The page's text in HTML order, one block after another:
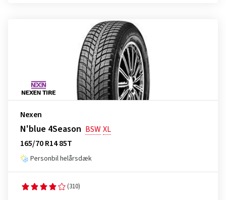
Nexen
N'blue 4Season BSWXL
165/70 R14 85T
Personbil helårsdæk
(310)